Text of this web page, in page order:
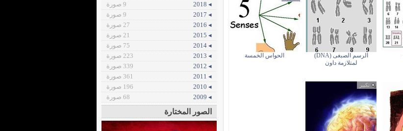
الرسم الصبغى (DNA)
لمتلازمة داون
الحواس الخمسة
تكبير
◂ 2018
9 صورة
◂ 2017
9 صورة
◂ 2016
27 صورة
◂ 2015
21 صورة
◂ 2014
75 صورة
◂ 2013
223 صورة
◂ 2012
339 صورة
◂ 2011
361 صورة
◂ 2010
196 صورة
◂ 2009
68 صورة
الصور المختارة